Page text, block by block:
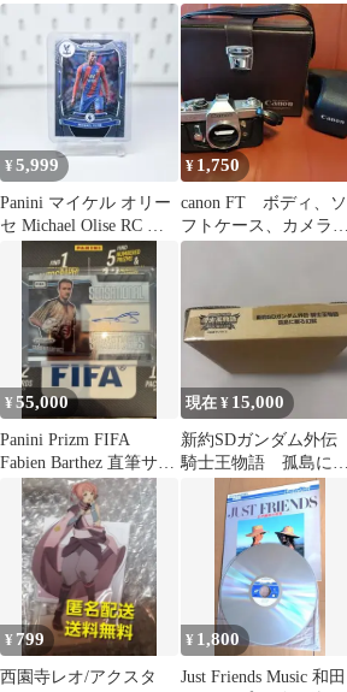
セット 未開封 ハロプロ
黄緑
Panini Select ジローナ
¥5,999
Panini マイケル オリー
セ Michael Olise RC カ
¥ 1,750
canon FT ボディ、ソ
フトケース、カメラバ
ック付き
¥55,000
Panini Prizm FIFA
Fabien Barthez 直筆サイ
現在 ¥ 15,000
新約SDガンダム外伝
騎士王物語 孤島に眠
る幻獣 カードダス
¥ 799
西園寺レオ/アクスタ
¥ 1,800
Just Friends Music 和田